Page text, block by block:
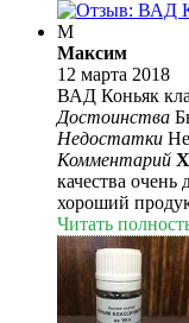
М
Максим
12 марта 2018
ВАД Коньяк
Достоинства
Недостатки
Комментарий
качества очень
хороший
Читать